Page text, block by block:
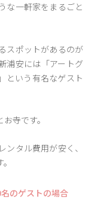
な一軒家をまるごと
スポットがあるのが
浦安には「アートグ
いう有名なゲスト
寺です。
タル費用が安く、
のゲストの場合